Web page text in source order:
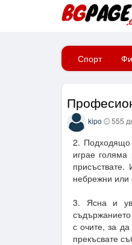
Начало
Спорт
kipo 555
2. Подходящо
играе
присъствате.
небрежни или
3. Ясна и
с очите, за
прекъсвате